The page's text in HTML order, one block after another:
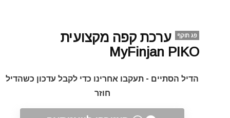
פג תוקף
ערכת קפה מקצועית
MyFinjan PIKO
הדיל הסתיים - תעקבו אחרינו כדי לקבל עדכון כשהדיל
חוזר